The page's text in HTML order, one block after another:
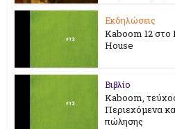
Εκδηλώσεις
Kaboom 12
House
Βιβλίο
Kaboom,
Περιεχόμενα
πώλησης